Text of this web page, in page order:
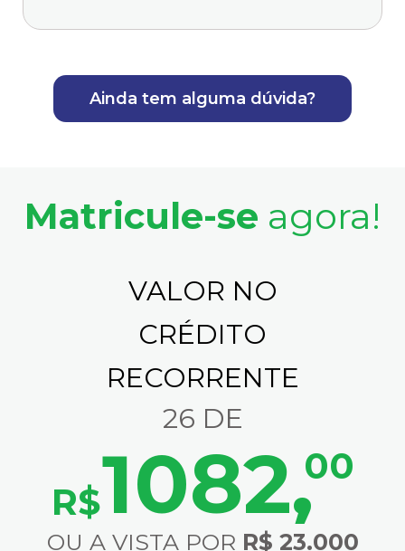
Ainda tem alguma dúvida?
Matricule-se agora!
VALOR NO
CRÉDITO
RECORRENTE
26 DE
R$1082,00
OU A VISTA POR R$ 23.000